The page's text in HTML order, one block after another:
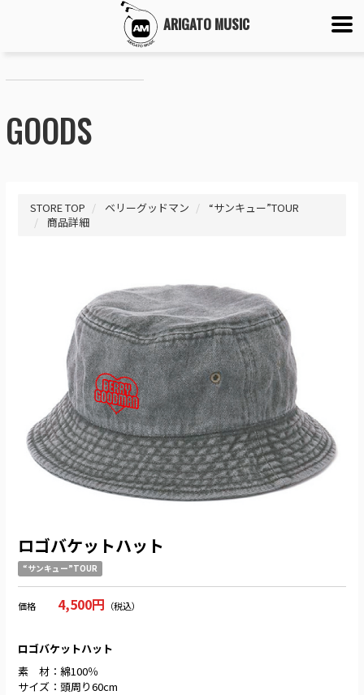
ARIGATO MUSIC
GOODS
STORE TOP ベリーグッドマン
“サンキュー”TOUR
商品詳細
ロゴバケットハット
“サンキュー”TOUR
価格 4,500円 （税込）
ロゴバケットハット
素 材：綿100％
サイズ：頭周り60cm